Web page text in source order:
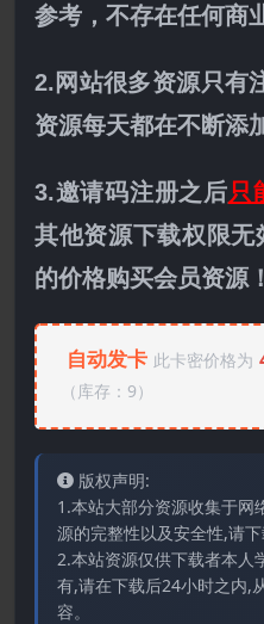
参考，不存在任何商
2.网站很多资源只有
资源每天都在不断添
3.邀请码注册之后只
其他资源下载权限
的价格购买会员资源！
自动发卡 此卡密价格为
（库存：9）
版权声明:
1.本站大部分资源收集于网
源的完整性以及安全性,请下
2.本站资源仅供下载者本人
有,请在下载后24小时之内,
容。